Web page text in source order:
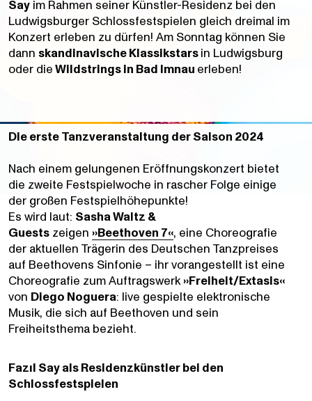
SCHLOSS
FEST
SPIELE
BURG
FESTIVAL
Say im Rahmen seiner Künstler-Residenz bei den
Ludwigsburger Schlossfestspielen gleich dreimal im
Konzert erleben zu dürfen! Am Sonntag können Sie
dann skandinavische Klassikstarsin Ludwigsburg
oder dieWildstrings in Bad Imnau erleben!
Die erste Tanzveranstaltung der Saison 2024
Nach einem gelungenen Eröffnungskonzert bietet
die zweite Festspielwoche in rascher Folge einige
der großen Festspielhöhepunkte!
Es wird laut: Sasha Waltz &
Guests zeigen »Beethoven 7«, eine Choreografie
der aktuellen Trägerin des Deutschen Tanzpreises
auf Beethovens Sinfonie – ihr vorangestellt ist eine
Choreografie zum Auftragswerk »Freiheit/Extasis«
von Diego Noguera: live gespielte elektronische
Musik, die sich auf Beethoven und sein
Freiheitsthema bezieht.
Fazıl Say als Residenzkünstler bei den
Schlossfestspielen